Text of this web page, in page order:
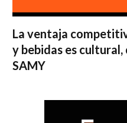
La ventaja
y bebidas es
SAMY